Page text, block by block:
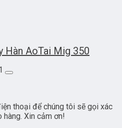
Hàn AoTai Mig 350
thoại để chúng tôi sẽ gọi xác
Xin cảm ơn!